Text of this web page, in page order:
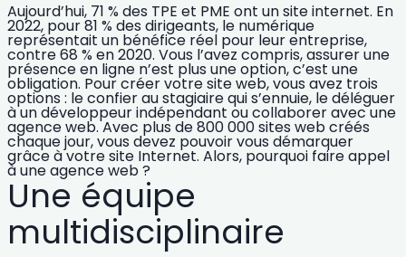
Aujourd’hui, 71 % des TPE et PME ont un site internet. En
2022, pour 81 % des dirigeants, le numérique
représentait un bénéfice réel pour leur entreprise,
contre 68 % en 2020. Vous l’avez compris, assurer une
présence en ligne n’est plus une option, c’est une
obligation. Pourcréer votre site web, vous avez trois
options : le confier au stagiaire qui s’ennuie, le déléguer
à un développeur indépendant ou collaborer avec une
agence web. Avec plus de 800 000 sites web créés
chaque jour, vous devez pouvoir vous démarquer
grâce à votre site Internet. Alors, pourquoi faire appel
à une agence web ?
Une équipe
multidisciplinaire